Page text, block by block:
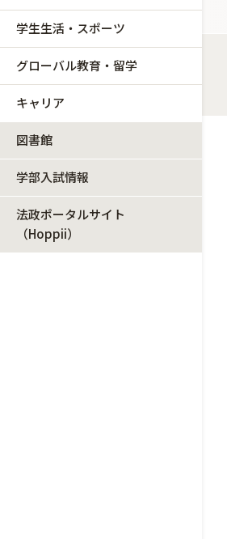
学生生活・スポーツ
グローバル教育・留学
キャリア
図書館
学部入試情報
法政ポータルサイト
（Hoppii）